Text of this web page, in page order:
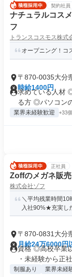
契約社員
ナチュラルコス
フ
トランスコスモス株式
オープニング！
〒870-0035大分
時給1400円
求めている人材
る方 ◎パソコン
業界未経験歓迎 +33個
正社員
Zoffのメガネ販
株式会社ゾフ
＼平均残業時間
入社90%★充実し
〒870-0831大分
月給24万6000円
資格 ◎高校卒業
・未経験から正
制服あり 業界未経